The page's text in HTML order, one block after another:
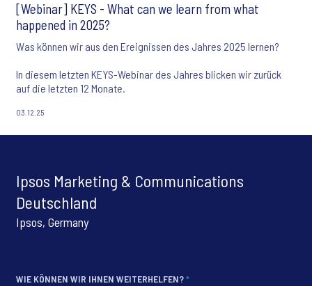
[Webinar] KEYS - What can we learn from what
happened in 2025?
Was können wir aus den Ereignissen des Jahres 2025 lernen?
In diesem letzten KEYS-Webinar des Jahres blicken wir zurück
auf die letzten 12 Monate.
03.12.25
Ipsos Marketing & Communications
Deutschland
Ipsos, Germany
WIE KÖNNEN WIR IHNEN WEITERHELFEN?*